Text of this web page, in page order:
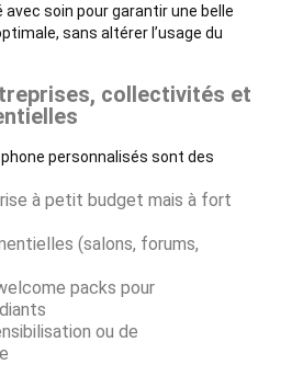
soin pour garantir une belle
sans altérer l’usage du
collectivités et
personnalisés sont des
à petit budget mais à fort
(salons, forums,
packs pour
ou de